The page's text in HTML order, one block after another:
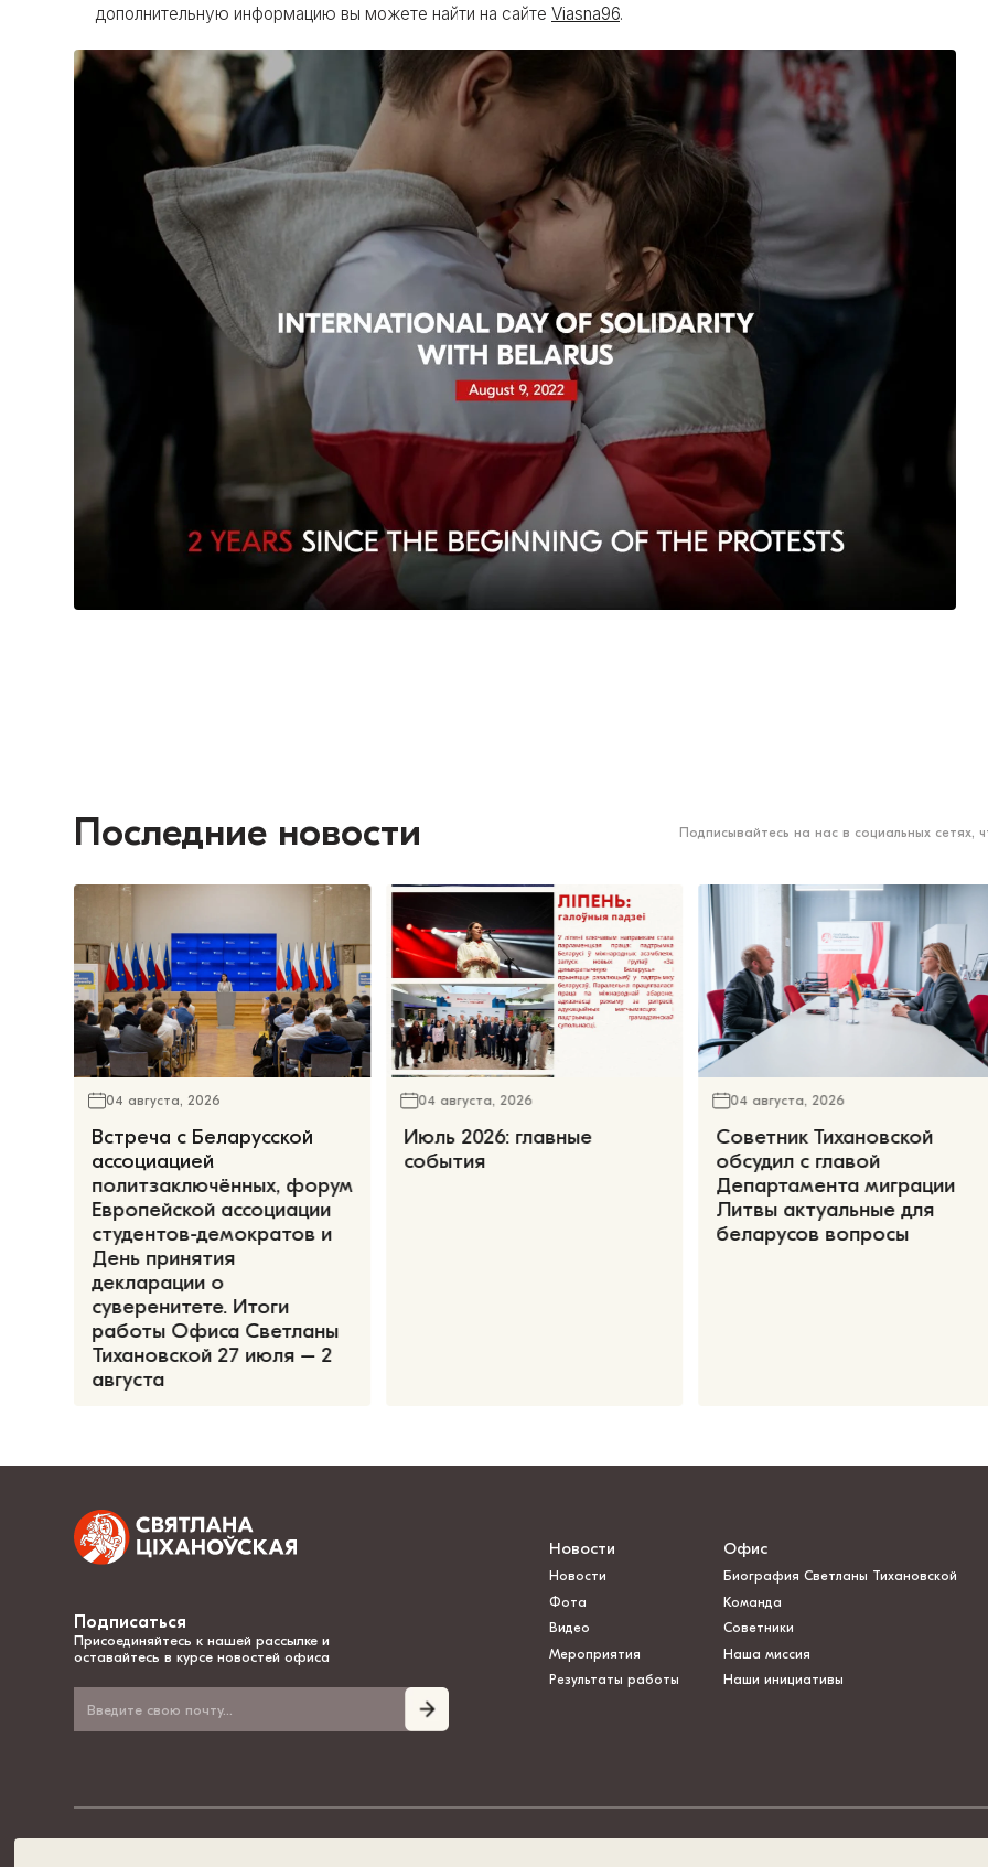
дополнительную информацию вы можете найти на сайте Viasna96.
Последние новости Подписывайтесь на нас в социальных сетях,
04 августа, 2026
Встреча с Беларусской
ассоциацией
политзаключённых, форум
Европейской ассоциации
студентов-демократов и
День принятия
декларации о
суверенитете. Итоги
работы Офиса Светланы
Тихановской 27 июля – 2
августа
04 августа, 2026
Июль 2026: главные
события
04 августа, 2026
Советник Тихановской
обсудил с главой
Департамента миграции
Литвы актуальные для
беларусов вопросы
Подписаться
Присоединяйтесь к нашей рассылке и
оставайтесь в курсе новостей офиса
Новости
Новости
Фота
Видео
Мероприятия
Результаты работы
Офис
Биография Светланы Тихановской
Команда
Советники
Наша миссия
Наши инициативы